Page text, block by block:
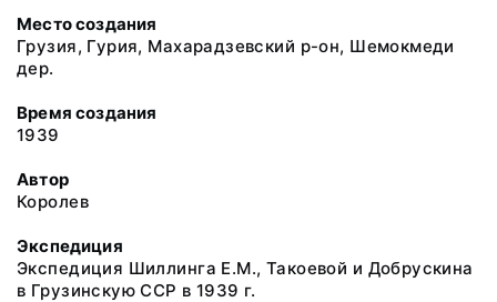
Место создания
Грузия, Гурия, Махарадзевский р-он, Шемокмеди
дер.
Время создания
1939
Автор
Королев
Экспедиция
Экспедиция Шиллинга Е.М., Такоевой и Добрускина
в Грузинскую ССР в 1939 г.